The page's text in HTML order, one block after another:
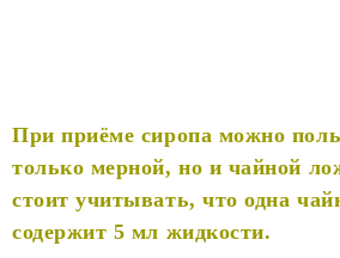
При приёме сиропа можно
только мерной, но и чайной
стоит учитывать, что одна
содержит 5 мл жидкости.